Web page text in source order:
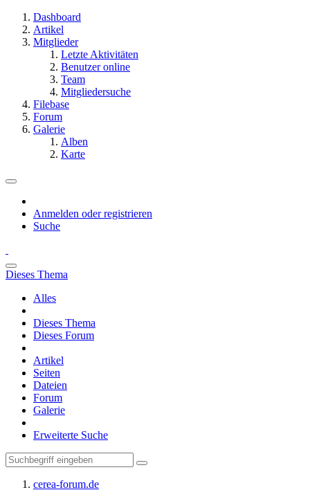
Dashboard
Artikel
Mitglieder
Letzte Aktivitäten
Benutzer online
Team
Mitgliedersuche
Filebase
Forum
Galerie
Alben
Karte
Anmelden oder registrieren
Suche
Dieses Thema
Alles
Dieses Thema
Dieses Forum
Artikel
Seiten
Dateien
Forum
Galerie
Erweiterte Suche
cerea-forum.de